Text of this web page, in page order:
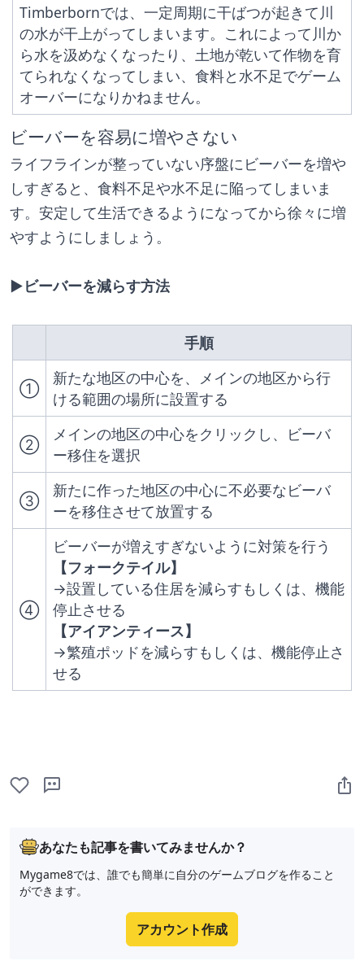
Timberbornでは、一定周期に干ばつが起きて川
の水が干上がってしまいます。これによって川か
ら水を汲めなくなったり、土地が乾いて作物を育
てられなくなってしまい、食料と水不足でゲーム
オーバーになりかねません。
ビーバーを容易に増やさない
ライフラインが整っていない序盤にビーバーを増や
しすぎると、食料不足や水不足に陥ってしまいま
す。安定して生活できるようになってから徐々に増
やすようにしましょう。
▶︎ビーバーを減らす方法
手順
①
新たな地区の中心を、メインの地区から行
ける範囲の場所に設置する
②
メインの地区の中心をクリックし、ビーバ
ー移住を選択
③
新たに作った地区の中心に不必要なビーバ
ーを移住させて放置する
④
ビーバーが増えすぎないように対策を行う
【フォークテイル】
→設置している住居を減らすもしくは、機能
停止させる
【アイアンティース】
→繁殖ポッドを減らすもしくは、機能停止さ
せる
あなたも記事を書いてみませんか？
Mygame8では、誰でも簡単に自分のゲームブログを作ること
ができます。
アカウント作成